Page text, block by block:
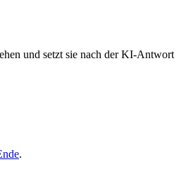
und setzt sie nach der KI-Antwort
.